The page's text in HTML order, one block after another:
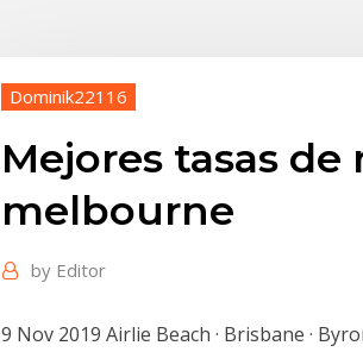
Dominik22116
Mejores tasas
melbourne
by Editor
9 Nov 2019 Airlie Beach · Brisbane ·